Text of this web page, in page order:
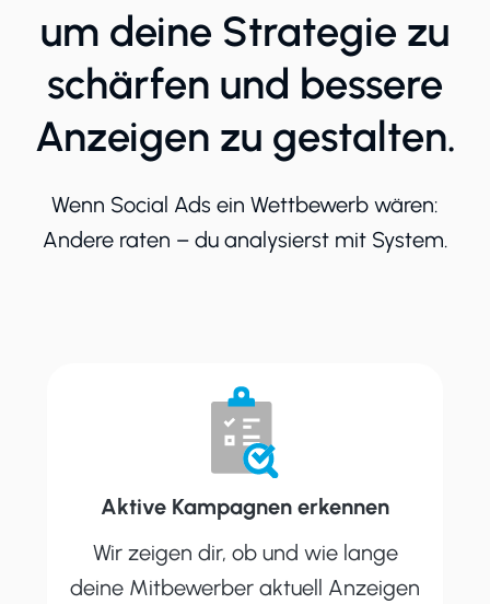
um deine Strategie zu
schärfen und bessere
Anzeigen zu gestalten.
Wenn Social Ads ein Wettbewerb wären:
Andere raten – du analysierst mit System.
Aktive Kampagnen erkennen
Wir zeigen dir, ob und wie lange
deine Mitbewerber aktuell Anzeigen